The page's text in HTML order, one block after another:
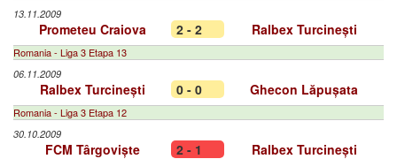
13.11.2009
Prometeu Craiova 2 - 2 Ralbex Turcinești
Romania - Liga 3 Etapa 13
06.11.2009
Ralbex Turcinești 0 - 0 Ghecon Lăpușata
Romania - Liga 3 Etapa 12
30.10.2009
FCM Târgoviște 2 - 1 Ralbex Turcinești